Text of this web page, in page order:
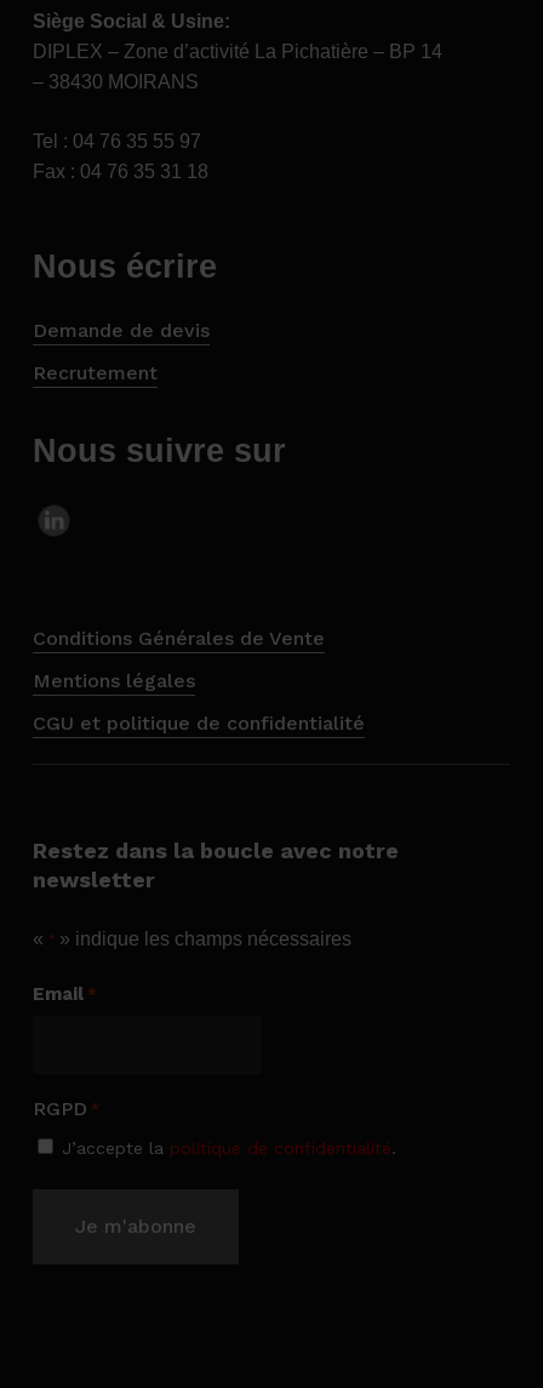
Siège Social & Usine:
DIPLEX – Zone d’activité La Pichatière – BP 14
– 38430 MOIRANS
Tel : 04 76 35 55 97
Fax : 04 76 35 31 18
Nous écrire
Demande de devis
Recrutement
Nous suivre sur
Conditions Générales de Vente
Mentions légales
CGU et politique de confidentialité
Restez dans la boucle avec notre
newsletter
« * » indique les champs nécessaires
Email *
RGPD *
J’accepte la politique de confidentialité.